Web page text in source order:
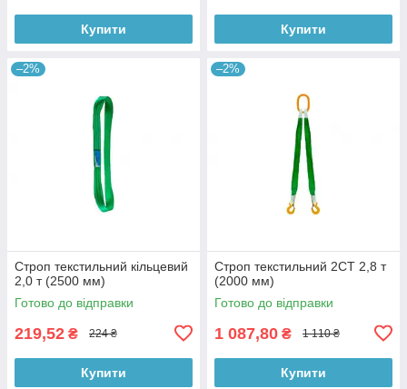
Купити Купити
–2%
Строп текстильний кільцевий
2,0 т (2500 мм)
Готово до відправки
219,52 ₴ 224 ₴
Купити
–2%
Строп текстильний 2СТ 2,8 т
(2000 мм)
Готово до відправки
1 087,80 ₴ 1 110 ₴
Купити